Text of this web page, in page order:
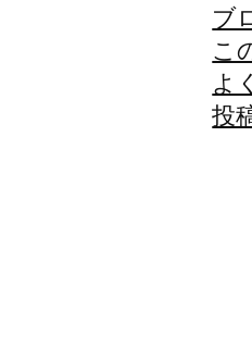
ブ
こ
よ
投